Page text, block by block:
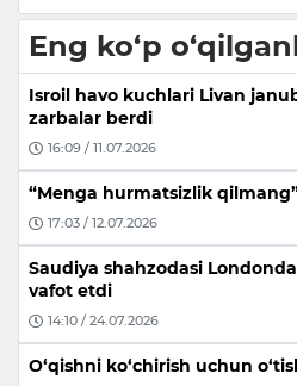
Eng ko‘p
Isroil havo kuchlari Livan
zarbalar berdi
16:09 / 11.07.2026
“Menga hurmatsizlik
17:03 / 12.07.2026
Saudiya shahzodasi
vafot etdi
14:10 / 24.07.2026
O‘qishni ko‘chirish uchun